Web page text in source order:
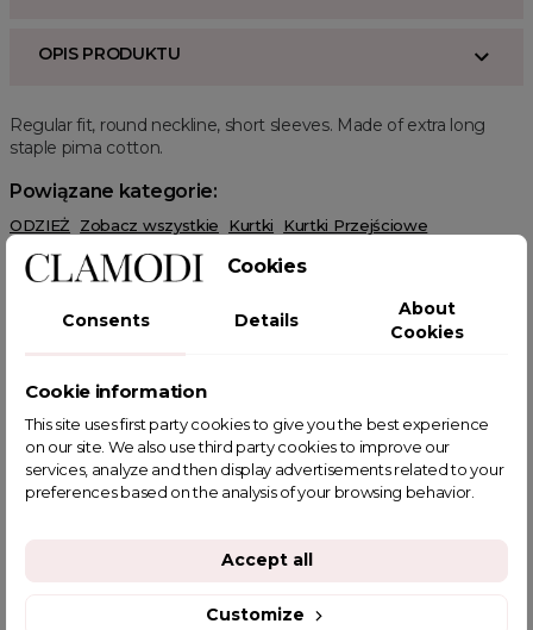
OPIS PRODUKTU
Regular fit, round neckline, short sleeves. Made of extra long
staple pima cotton.
Powiązane kategorie:
ODZIEŻ Zobacz wszystkie Kurtki
Kurtki Przejściowe
Ramoneski
YOU MIGHT ALSO LIKE
Cookies
Consents Details
About
Cookies
Cookie information
This site uses first party cookies to give you the best experience
on our site. We also use third party cookies to improve our
services, analyze and then display advertisements related to your
preferences based on the analysis of your browsing behavior.
Customize
Accept all